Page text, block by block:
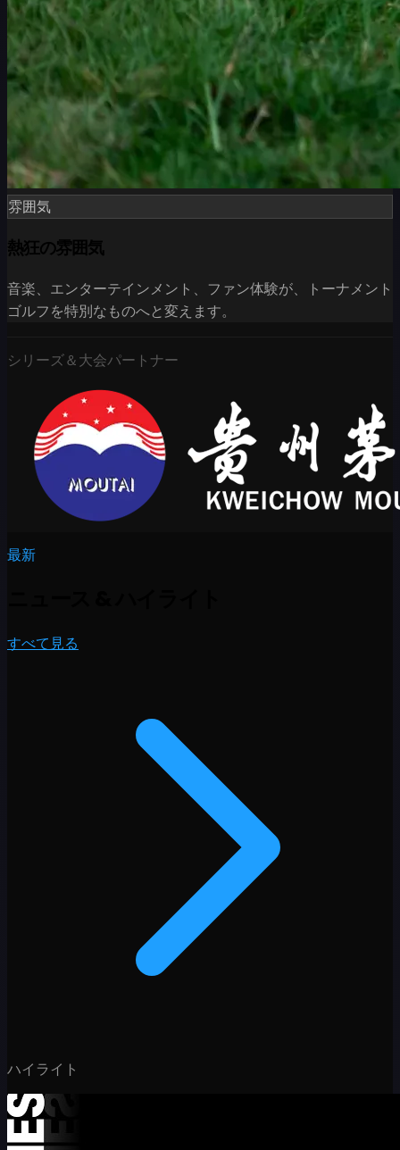
雰囲気
熱狂の雰囲気
音楽、エンターテインメント、ファン体験が、トーナメント
ゴルフを特別なものへと変えます。
シリーズ＆大会パートナー
最新
すべて見る
ハイライト